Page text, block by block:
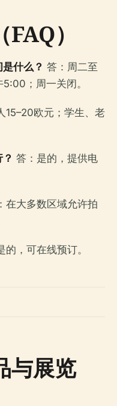
）
什么？ 答：周二至
；周一关闭。
15–20欧元；学生、老
答：是的，提供电
在大多数区域允许拍
的，可在线预订。
与展览